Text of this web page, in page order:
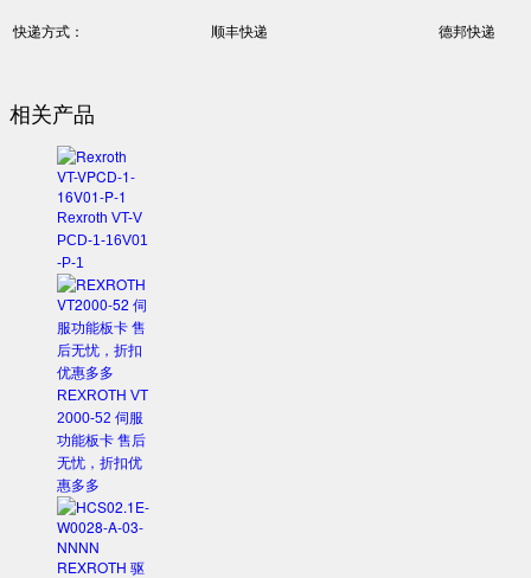
快递方式： 顺丰快递 德邦快递
相关产品
Rexroth VT-V
PCD-1-16V01
-P-1
REXROTH VT
2000-52 伺服
功能板卡 售后
无忧，折扣优
惠多多